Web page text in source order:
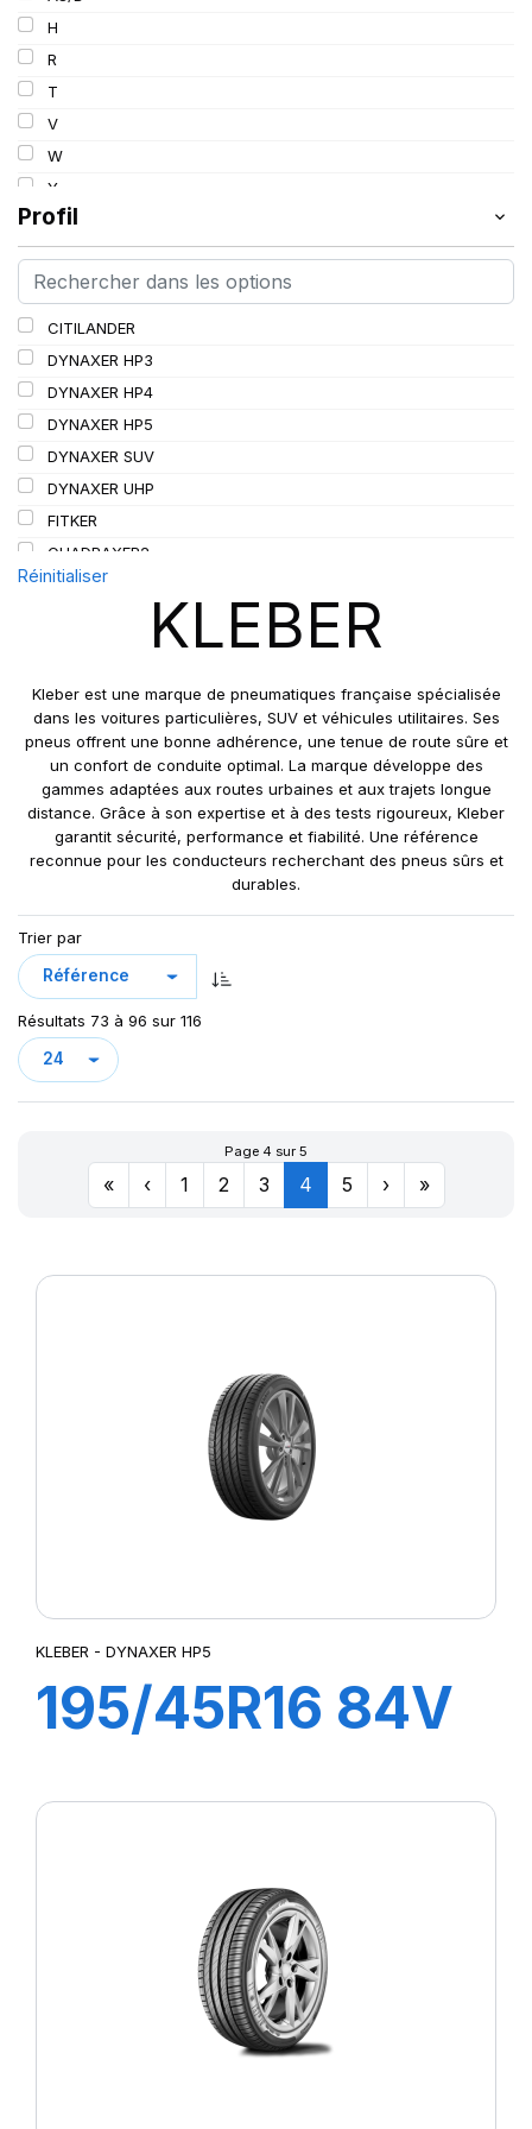
109/106
110/108
112A8/109B
114/111
115/113
116/113
116/114
127/127
144/141
H
R
T
V
W
Y
Profil
CITILANDER
DYNAXER HP3
DYNAXER HP4
DYNAXER HP5
DYNAXER SUV
DYNAXER UHP
FITKER
QUADRAXER2
SUP 8L
XL DYNAXER UHP
Réinitialiser
KLEBER
Kleber est une marque de pneumatiques française spécialisée
dans les voitures particulières, SUV et véhicules utilitaires. Ses
pneus offrent une bonne adhérence, une tenue de route sûre et
un confort de conduite optimal. La marque développe des
gammes adaptées aux routes urbaines et aux trajets longue
distance. Grâce à son expertise et à des tests rigoureux, Kleber
garantit sécurité, performance et fiabilité. Une référence
reconnue pour les conducteurs recherchant des pneus sûrs et
durables.
Trier par
Résultats 73 à 96 sur 116
Page 4 sur 5
« ‹ 1 2 3 4 5 › »
KLEBER - DYNAXER HP5
195/45R16 84V